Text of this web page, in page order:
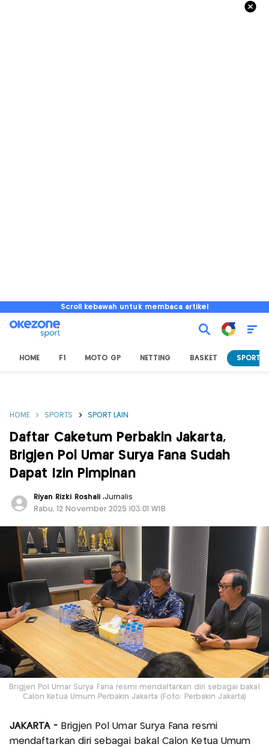
Scroll kebawah untuk membaca artikel
HOME F1 MOTO GP NETTING BASKET SPORT
HOME SPORTS SPORT LAIN
Daftar Caketum Perbakin Jakarta,
Brigjen Pol Umar Surya Fana Sudah
Dapat Izin Pimpinan
Riyan Rizki Roshali ,Jurnalis
Rabu, 12 November 2025 |03:01 WIB
Brigjen Pol Umar Surya Fana resmi mendaftarkan diri sebagai bakal
Calon Ketua Umum Perbakin Jakarta (Foto: Perbakin Jakarta)
JAKARTA -Brigjen Pol Umar Surya Fana resmi
mendaftarkan diri sebagai bakal Calon Ketua Umum